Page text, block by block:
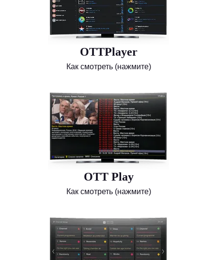
OTTPlayer
Как смотреть (нажмите)
OTT Play
Как смотреть (нажмите)